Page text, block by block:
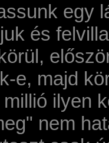
egy
és
e, majd
millió ilyen
nem